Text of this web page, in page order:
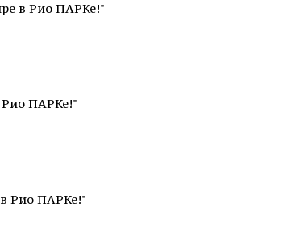
в Рио ПАРКе!"
Рио ПАРКе!"
Рио ПАРКе!"